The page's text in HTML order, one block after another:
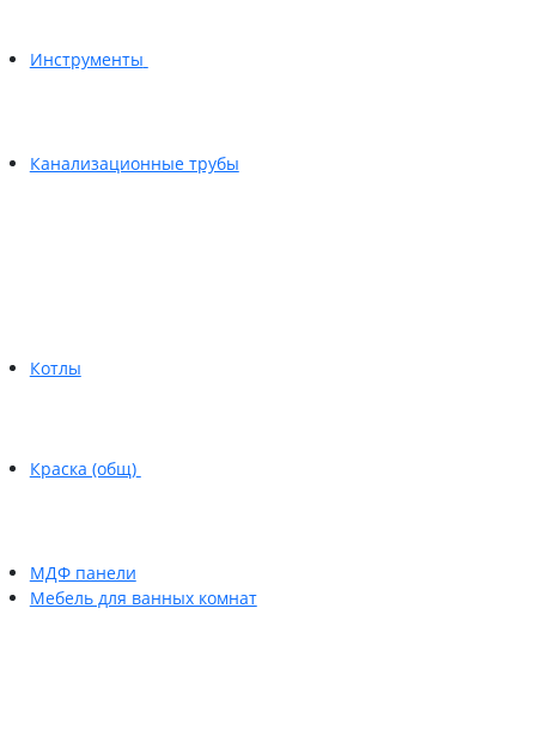
Инструменты
Канализационные трубы
Котлы
Краска (общ)
МДФ панели
Мебель для ванных комнат